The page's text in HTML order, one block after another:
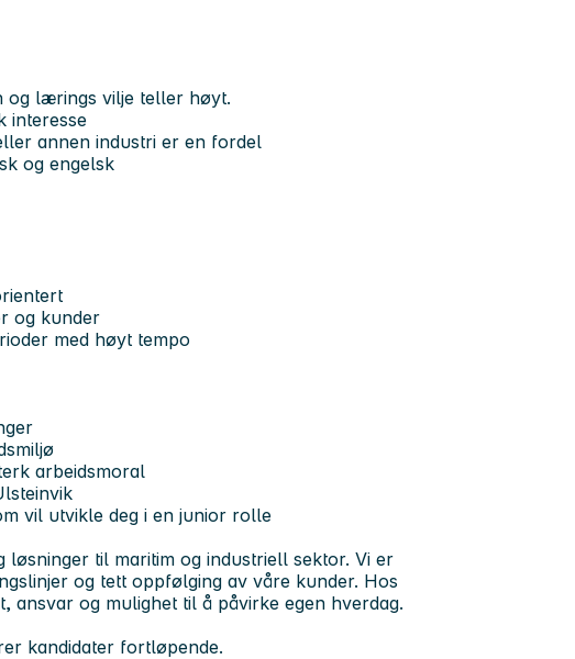
og lærings vilje teller høyt.
interesse
annen industri er en fordel
og engelsk
og kunder
med høyt tempo
arbeidsmoral
vil utvikle deg i en junior rolle
til maritim og industriell sektor. Vi er
og tett oppfølging av våre kunder. Hos
ansvar og mulighet til å påvirke egen hverdag.
kandidater fortløpende.